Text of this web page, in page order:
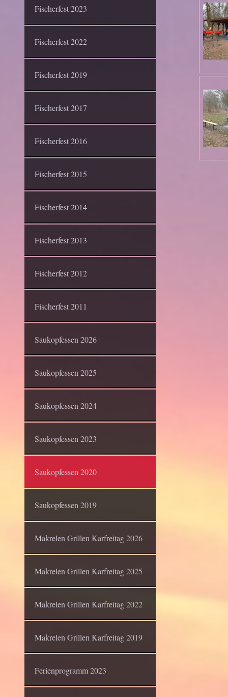
Fischerfest 2023
Fischerfest 2022
Fischerfest 2019
Fischerfest 2017
Fischerfest 2016
Fischerfest 2015
Fischerfest 2014
Fischerfest 2013
Fischerfest 2012
Fischerfest 2011
Saukopfessen 2026
Saukopfessen 2025
Saukopfessen 2024
Saukopfessen 2023
Saukopfessen 2020
Saukopfessen 2019
Makrelen Grillen Karfreitag 2026
Makrelen Grillen Karfreitag 2025
Makrelen Grillen Karfreitag 2022
Makrelen Grillen Karfreitag 2019
Ferienprogramm 2023